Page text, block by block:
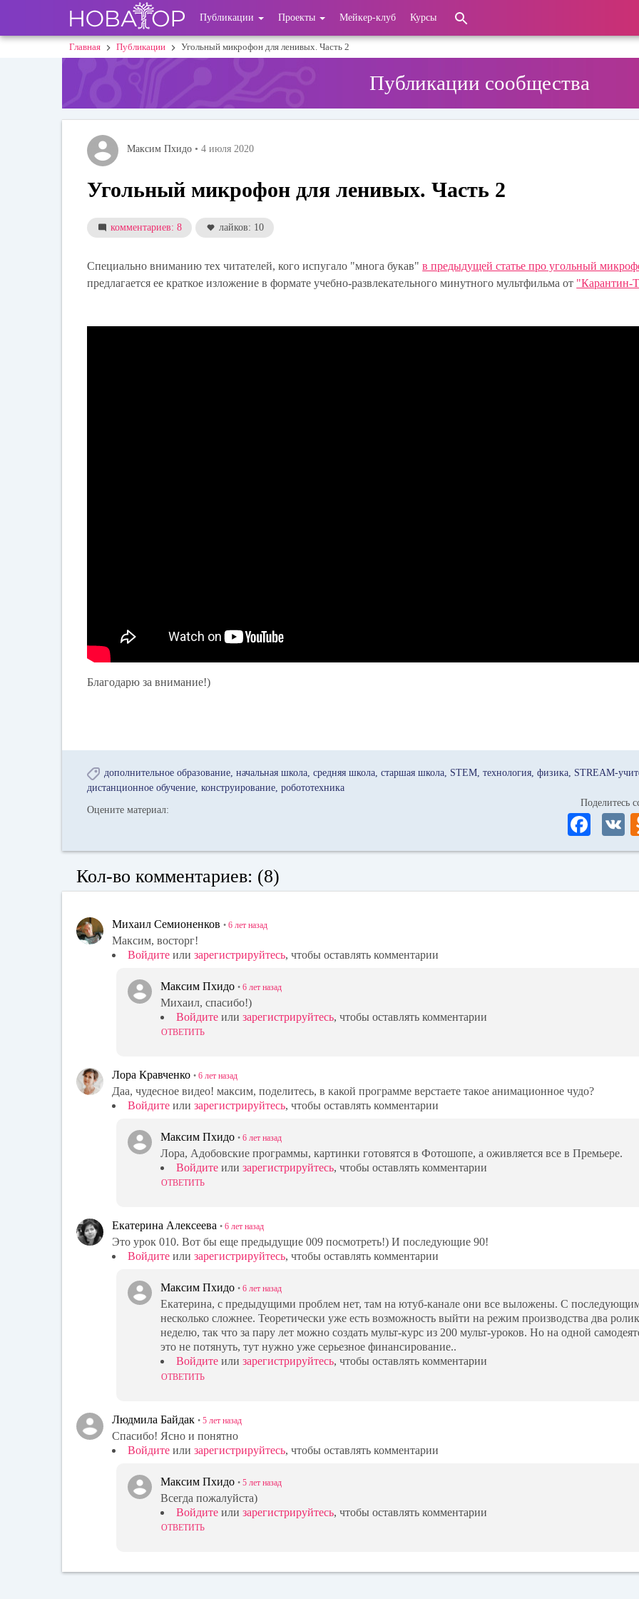
основному
User
account
Публикации Проекты Мейкер-клуб Курсы
Строка
Главная Публикации Угольный микрофон для ленивых. Часть 2
Публикации сообщества
Максим Пхидо • 4 июля 2020
Угольный микрофон для ленивых. Часть 2
комментариев: 8 лайков: 10
Специально вниманию тех читателей, кого испугало "многа букав"в предыдущей статье про угольный
предлагается ее краткое изложение в формате учебно-развлекательного минутного мультфильма от "Карантин-
Благодарю за внимание!)
дополнительное образование начальная школа средняя школа старшая школа STEM технология физика STREAM-
дистанционное обучение конструирование робототехника
Оцените материал:
Поделитесь
Fa
ce
ok
Кол-во комментариев: (8)
Михаил Семионенков • 6 лет назад
Максим, восторг!
Войдите или зарегистрируйтесь, чтобы оставлять комментарии
Максим Пхидо • 6 лет назад
Михаил, спасибо!)
Войдите или зарегистрируйтесь, чтобы оставлять комментарии
ОТВЕТИТЬ
Лора Кравченко • 6 лет назад
Даа, чудесное видео! максим, поделитесь, в какой программе верстаете такое анимационное чудо?
Войдите или зарегистрируйтесь, чтобы оставлять комментарии
Максим Пхидо • 6 лет назад
Лора, Адобовские программы, картинки готовятся в Фотошопе, а оживляется все в Премьере.
Войдите или зарегистрируйтесь, чтобы оставлять комментарии
ОТВЕТИТЬ
Екатерина Алексеева • 6 лет назад
Это урок 010. Вот бы еще предыдущие 009 посмотреть!) И последующие 90!
Войдите или зарегистрируйтесь, чтобы оставлять комментарии
Максим Пхидо • 6 лет назад
Екатерина, с предыдущими проблем нет, там на ютуб-канале они все выложены. С
несколько сложнее. Теоретически уже есть возможность выйти на режим производства два
неделю, так что за пару лет можно создать мульт-курс из 200 мульт-уроков. Но на одной
это не потянуть, тут нужно уже серьезное финансирование..
Войдите или зарегистрируйтесь, чтобы оставлять комментарии
ОТВЕТИТЬ
Людмила Байдак • 5 лет назад
Спасибо! Ясно и понятно
Войдите или зарегистрируйтесь, чтобы оставлять комментарии
Максим Пхидо • 5 лет назад
Всегда пожалуйста)
Войдите или зарегистрируйтесь, чтобы оставлять комментарии
ОТВЕТИТЬ